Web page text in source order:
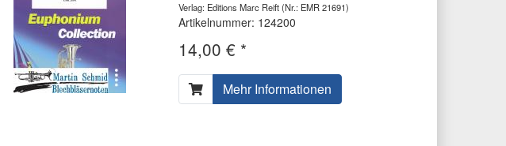
Verlag: Editions Marc Reift(Nr.: EMR 21691)
Artikelnummer: 124200
14,00 € *
Mehr Informationen